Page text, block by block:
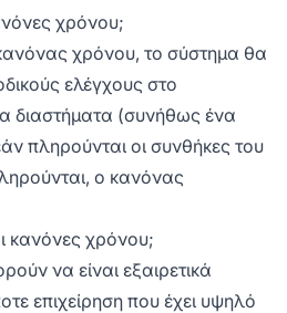
χρόνου;
χρόνου, το σύστημα θα
ελέγχους στο
διαστήματα (συνήθως ένα
πληρούνται οι συνθήκες του
ο κανόνας
κανόνες χρόνου;
να είναι εξαιρετικά
επιχείρηση που έχει υψηλό